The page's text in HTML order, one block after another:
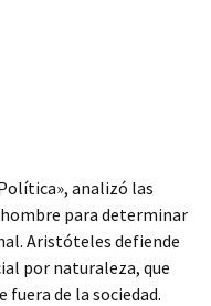
analizó las
para determinar
Aristóteles defiende
por naturaleza, que
de la sociedad.